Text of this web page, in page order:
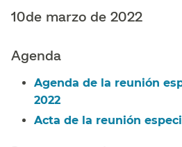
10de marzo de 2022​​
Agenda​​
Agenda de la reunión
2022​​
Acta de la reunión